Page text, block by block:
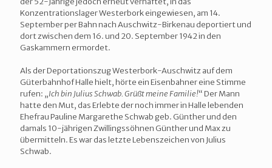
Konzentrationslager Westerbork eingewiesen, am 14.
September per Bahn nach Auschwitz-Birkenau deportiert und
dort zwischen dem 16. und 20. September 1942 in den
Gaskammern ermordet.
Als der Deportationszug Westerbork-Auschwitz auf dem
Güterbahnhof Halle hielt, hörte ein Eisenbahner eine Stimme
rufen: „Ich bin Julius Schwab. Grüßt meine Familie!“ Der Mann
hatte den Mut, das Erlebte der noch immer in Halle lebenden
Ehefrau Pauline Margarethe Schwab geb. Günther und den
damals 10-jährigen Zwillingssöhnen Günther und Max zu
übermitteln. Es war das letzte Lebenszeichen von Julius
Schwab.